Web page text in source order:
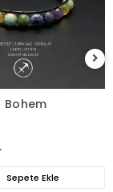
Bohem
Sepete Ekle